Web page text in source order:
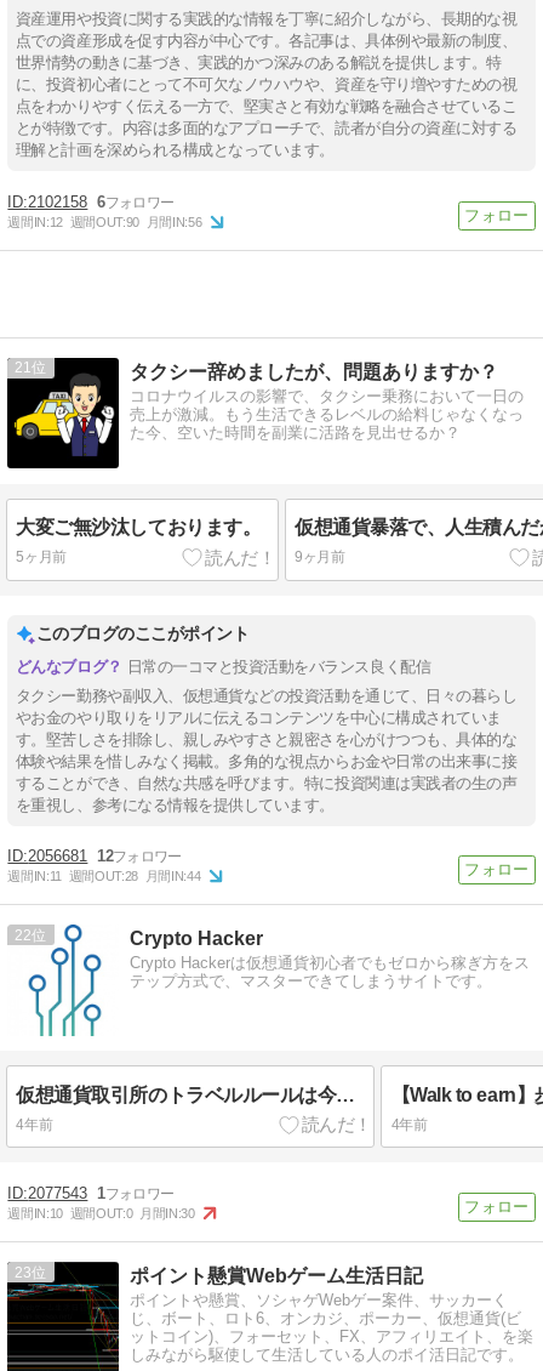
資産運用や投資に関する実践的な情報を丁寧に紹介しながら、長期的な視
点での資産形成を促す内容が中心です。各記事は、具体例や最新の制度、
世界情勢の動きに基づき、実践的かつ深みのある解説を提供します。特
に、投資初心者にとって不可欠なノウハウや、資産を守り増やすための視
点をわかりやすく伝える一方で、堅実さと有効な戦略を融合させているこ
とが特徴です。内容は多面的なアプローチで、読者が自分の資産に対する
理解と計画を深められる構成となっています。
2102158 6
週間IN:12 週間OUT:90 月間IN:56
21 タクシー辞めましたが、問題ありますか？
コロナウイルスの影響で、タクシー乗務において一日の
売上が激減。もう生活できるレベルの給料じゃなくなっ
た今、空いた時間を副業に活路を見出せるか？
大変ご無沙汰しております。
5ヶ月前
仮想通貨暴落で、人生積ん
9ヶ月前
このブログのここがポイント
日常の一コマと投資活動をバランス良く配信
タクシー勤務や副収入、仮想通貨などの投資活動を通じて、日々の暮らし
やお金のやり取りをリアルに伝えるコンテンツを中心に構成されていま
す。堅苦しさを排除し、親しみやすさと親密さを心がけつつも、具体的な
体験や結果を惜しみなく掲載。多角的な視点からお金や日常の出来事に接
することができ、自然な共感を呼びます。特に投資関連は実践者の生の声
を重視し、参考になる情報を提供しています。
2056681 12
週間IN:11 週間OUT:28 月間IN:44
22 Crypto Hacker
Crypto Hackerは仮想通貨初心者でもゼロから稼ぎ方をス
テップ方式で、マスターできてしまうサイトです。
仮想通貨取引所のトラベルルールは今後どうなるのか？対策方法などわかりやすく説明してみた
4年前 4年前
2077543 1
週間IN:10 週間OUT:0 月間IN:30
23 ポイント懸賞Webゲーム生活日記
ポイントや懸賞、ソシャゲWebゲー案件、サッカーく
じ、ボート、ロト6、オンカジ、ポーカー、仮想通貨(ビ
ットコイン)、フォーセット、FX、アフィリエイト、を楽
しみながら駆使して生活している人のポイ活日記です。